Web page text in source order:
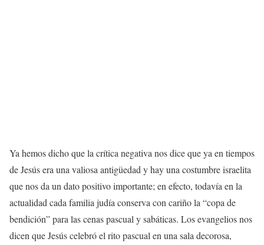
Ya hemos dicho que la crítica negativa nos dice que ya en tiempos
de Jesús era una valiosa antigüedad y hay una costumbre israelita
que nos da un dato positivo importante; en efecto, todavía en la
actualidad cada familia judía conserva con cariño la “copa de
bendición” para las cenas pascual y sabáticas. Los evangelios nos
dicen que Jesús celebró el rito pascual en una sala decorosa,